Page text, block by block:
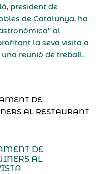
president de
de Catalunya, ha
al
la seva visita a
reunió de treball.
DE
AL